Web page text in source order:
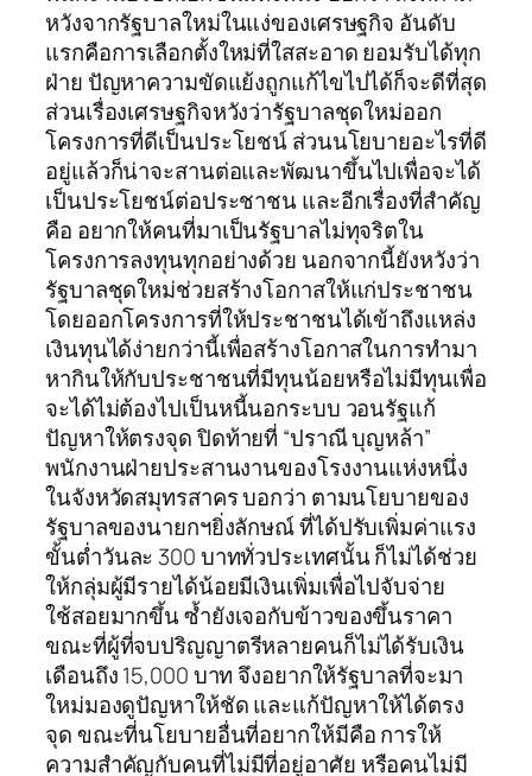
หวังจากรัฐบาลใหม่ในแง่ของเศรษฐกิจ อันดับ
แรกคือการเลือกตั้งใหม่ที่ใสสะอาด ยอมรับได้ทุก
ฝ่าย ปัญหาความขัดแย้งถูกแก้ไขไปได้ก็จะดีที่สุด
ส่วนเรื่องเศรษฐกิจหวังว่ารัฐบาลชุดใหม่ออก
โครงการที่ดีเป็นประโยชน์ ส่วนนโยบายอะไรที่ดี
อยู่แล้วก็น่าจะสานต่อและพัฒนาขึ้นไปเพื่อจะได้
เป็นประโยชน์ต่อประชาชน และอีกเรื่องที่สำคัญ
คือ อยากให้คนที่มาเป็นรัฐบาลไม่ทุจริตใน
โครงการลงทุนทุกอย่างด้วย นอกจากนี้ยังหวังว่า
รัฐบาลชุดใหม่ช่วยสร้างโอกาสให้แก่ประชาชน
โดยออกโครงการที่ให้ประชาชนได้เข้าถึงแหล่ง
เงินทุนได้ง่ายกว่านี้เพื่อสร้างโอกาสในการทำมา
หากินให้กับประชาชนที่มีทุนน้อยหรือไม่มีทุนเพื่อ
จะได้ไม่ต้องไปเป็นหนี้นอกระบบ วอนรัฐแก้
ปัญหาให้ตรงจุด ปิดท้ายที่ “ปราณี บุญหล้า”
พนักงานฝ่ายประสานงานของโรงงานแห่งหนึ่ง
ในจังหวัดสมุทรสาคร บอกว่า ตามนโยบายของ
รัฐบาลของนายกฯยิ่งลักษณ์ ที่ได้ปรับเพิ่มค่าแรง
ขั้นต่ำวันละ 300 บาททั่วประเทศนั้น ก็ไม่ได้ช่วย
ให้กลุ่มผู้มีรายได้น้อยมีเงินเพิ่มเพื่อไปจับจ่าย
ใช้สอยมากขึ้น ซ้ำยังเจอกับข้าวของขึ้นราคา
ขณะที่ผู้ที่จบปริญญาตรีหลายคนก็ไม่ได้รับเงิน
เดือนถึง 15,000 บาท จึงอยากให้รัฐบาลที่จะมา
ใหม่มองดูปัญหาให้ชัด และแก้ปัญหาให้ได้ตรง
จุด ขณะที่นโยบายอื่นที่อยากให้มีคือ การให้
ความสำคัญกับคนที่ไม่มีที่อยู่อาศัย หรือคนไม่มี